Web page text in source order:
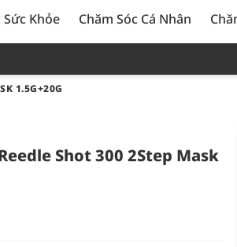
Sức Khỏe Chăm Sóc Cá Nhân
1.5G+20G
Shot 300 2Step Mask